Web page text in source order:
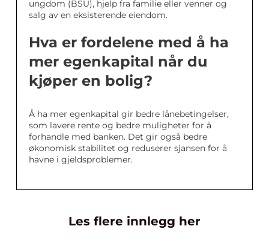
ungdom (BSU), hjelp fra familie eller venner og
salg av en eksisterende eiendom.
Hva er fordelene med å ha
mer egenkapital når du
kjøper en bolig?
Å ha mer egenkapital gir bedre lånebetingelser,
som lavere rente og bedre muligheter for å
forhandle med banken. Det gir også bedre
økonomisk stabilitet og reduserer sjansen for å
havne i gjeldsproblemer.
Les flere innlegg her